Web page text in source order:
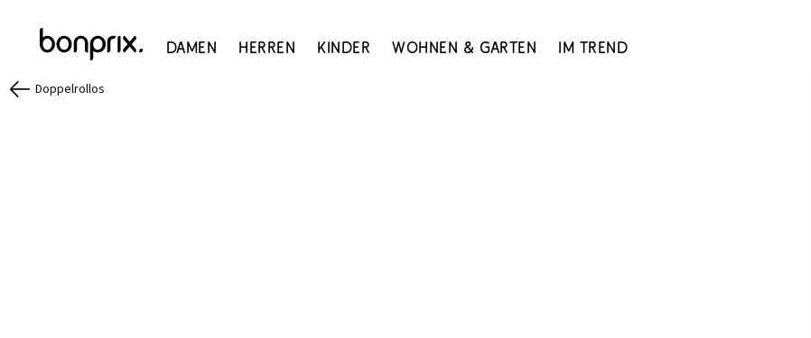
Damen Herren Kinder Wohnen & Garten Im Trend
Doppelrollos